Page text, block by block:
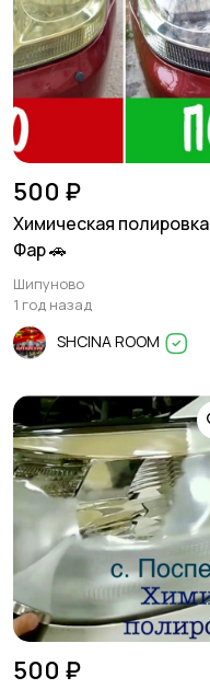
500 ₽
Химическая полировка
Фар 🚗
Шипуново
1 год назад
SHCINA ROOM
500 ₽